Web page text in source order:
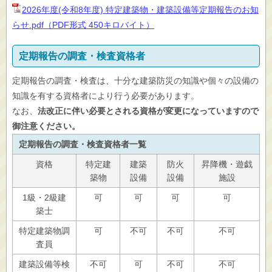
2026年度(令和8年度) 特定建築物・建築設備等定期報告のお知
らせ.pdf（PDF形式 450キロバイト）
定期報告の調査・検査資格者
定期報告の調査・検査は、十分な建築防災の知識や個々の設備の
知識を有する資格者により行う必要があります。
なお、 法改正に伴い必要とされる資格が変更になっていますので
御注意ください。
定期報告の調査・検査資格者一覧
資格
特定建
築物
建築
設備
防火
設備
昇降機・遊戯
施設
1級・2級建
築士
可 可 可 可
特定建築物調
査員
可 不可 不可 不可
建築設備等検
不可 可 不可 不可